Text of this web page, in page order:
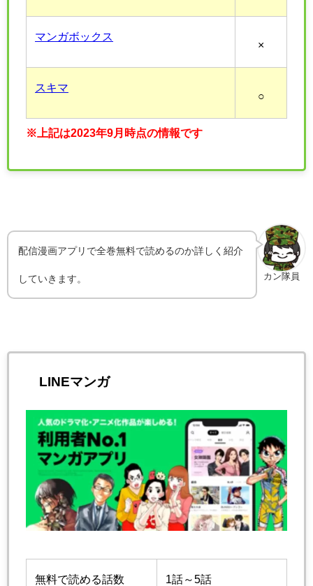
マンガボックス
×
スキマ
○
※上記は2023年9月時点の情報です
カン隊員
配信漫画アプリで全巻無料で読めるのか詳しく紹介
していきます。
LINEマンガ
無料で読める話数 1話～5話